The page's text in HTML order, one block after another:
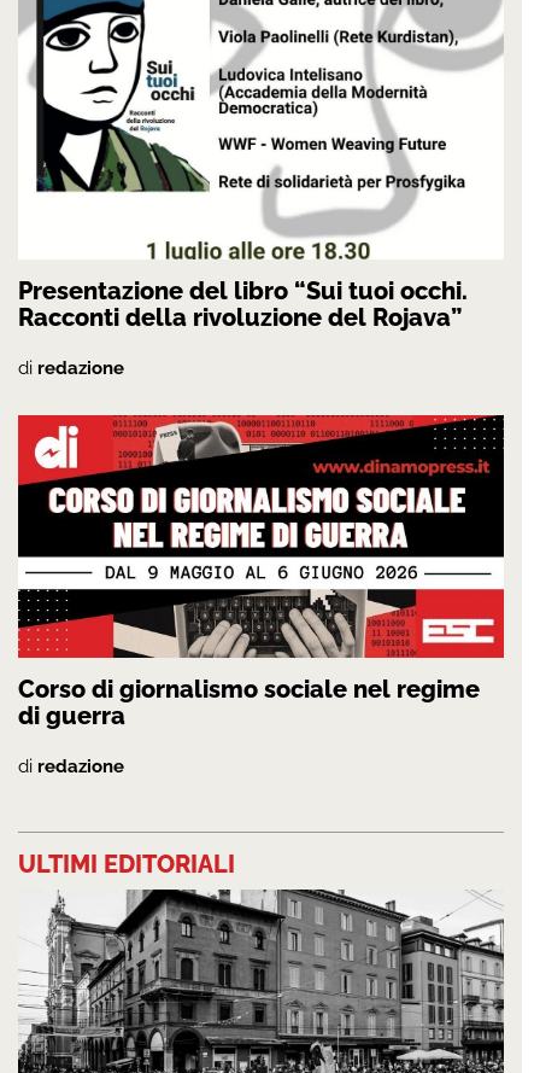
Presentazione del libro “Sui tuoi occhi.
Racconti della rivoluzione del Rojava”
di redazione
Corso di giornalismo sociale nel regime
di guerra
di redazione
ULTIMI EDITORIALI